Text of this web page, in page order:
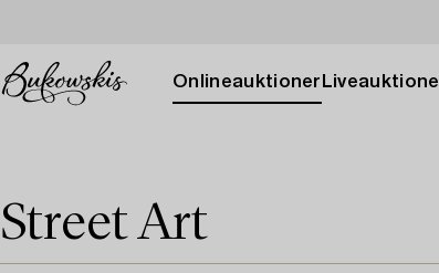
Onlineauktioner
Street Art